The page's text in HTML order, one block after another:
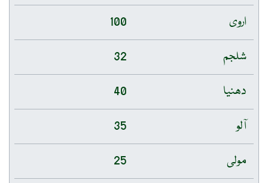
اروی
100
شلجم
32
دھنیا
40
آلو
35
مولی
25